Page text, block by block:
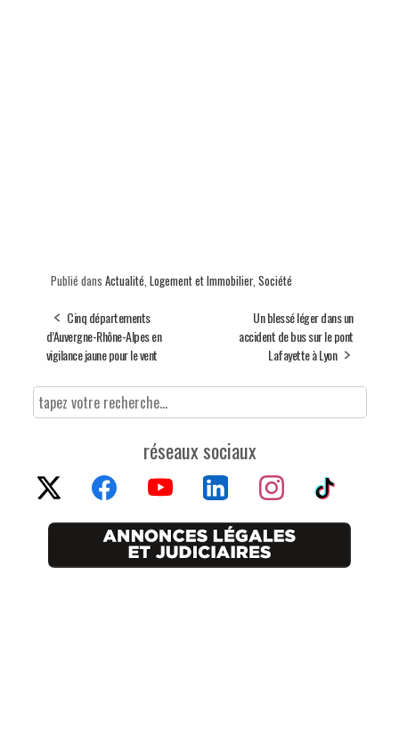
Publié dans Actualité, Logement et Immobilier, Société
Cinq départements
d’Auvergne-Rhône-Alpes en
vigilance jaune pour le vent
Un blessé léger dans un
accident de bus sur le pont
Lafayette à Lyon
réseaux sociaux